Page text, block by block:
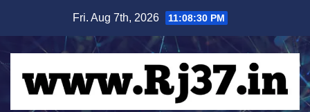
content
Fri. Aug 7th, 2026 11:08:31 PM